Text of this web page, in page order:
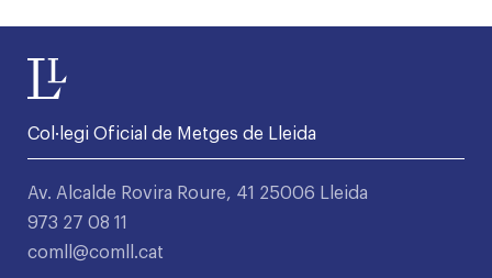
Col·legi Oficial de Metges de Lleida
Av. Alcalde Rovira Roure, 41 25006 Lleida
973 27 08 11
comll@comll.cat